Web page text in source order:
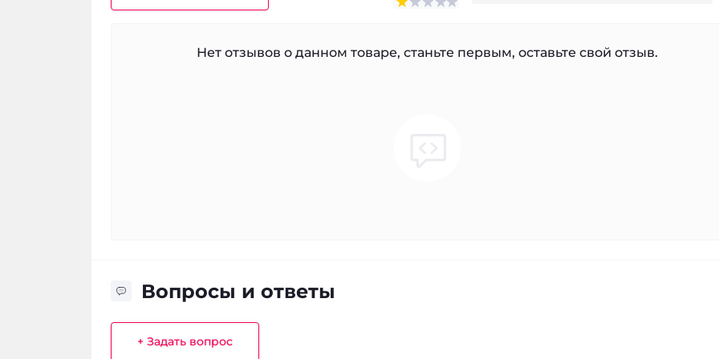
Нет отзывов о данном товаре, станьте первым, оставьте свой отзыв.
Вопросы и ответы
+ Задать вопрос